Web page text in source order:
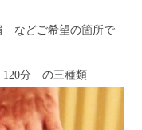
などご希望の箇所で
分 の三種類